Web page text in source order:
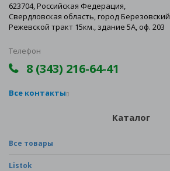
623704, Российская Федерация,
Свердловская область, город Березовский
Режевской тракт 15км., здание 5А, оф. 203
Телефон
8 (343) 216-64-41
Все контакты
Каталог
Все товары
Listok